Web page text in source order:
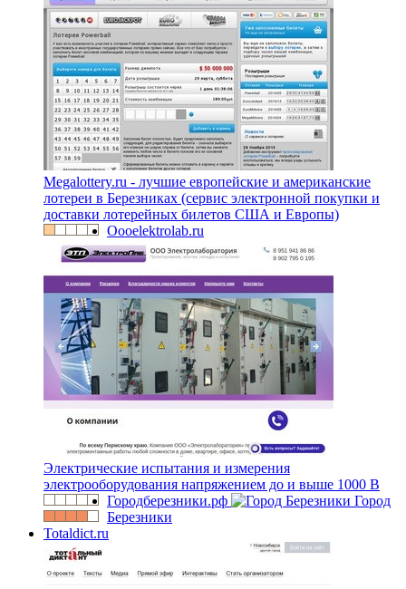
Megalottery.ru - лучшие европейские и американские
лотереи в Березниках (сервис электронной покупки и
доставки лотерейных билетов США и Европы)
Oooelektrolab.ru
Электрические испытания и измерения
электрооборудования напряжением до и выше 1000 В
Городберезники.рф
Город
Березники
Totaldict.ru